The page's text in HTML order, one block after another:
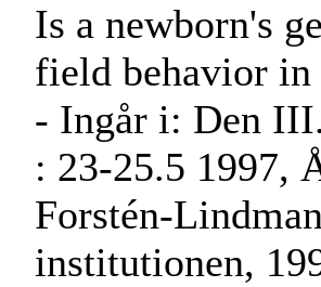
Is a newborn's
field behavior
- Ingår i: Den
: 23-25.5 1997,
Forstén-
institutionen,